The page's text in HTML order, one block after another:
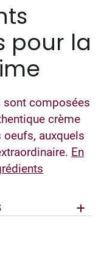
pour la
sont composées
crème
auxquels
En